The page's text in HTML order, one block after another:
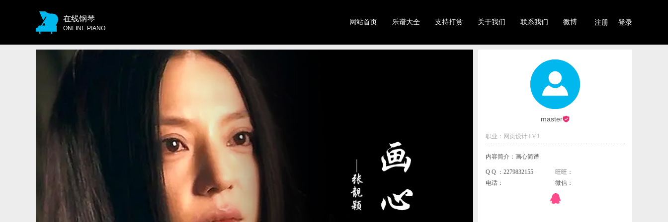
在线钢琴
ONLINE PIANO
注册 登录
网站首页 乐谱大全 支持打赏 关于我们 联系我们 微博
master
职业：网页设计 LV.1
内容简介：画心简谱
Q Q ：2279832155
旺旺：
电话：
微信：